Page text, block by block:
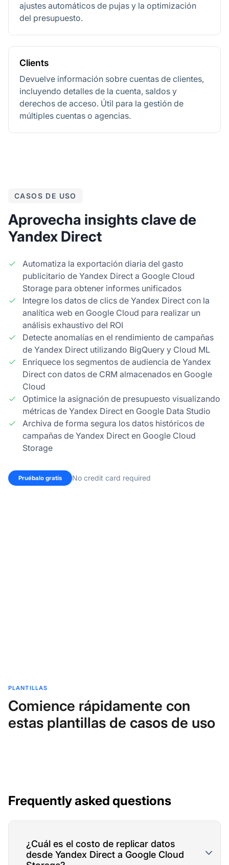
ajustes automáticos de pujas y la optimización
del presupuesto.
Clients
Devuelve información sobre cuentas de clientes,
incluyendo detalles de la cuenta, saldos y
derechos de acceso. Útil para la gestión de
múltiples cuentas o agencias.
CASOS DE USO
Aprovecha insights clave de
Yandex Direct
Automatiza la exportación diaria del gasto
publicitario de Yandex Direct a Google Cloud
Storage para obtener informes unificados
Integre los datos de clics de Yandex Direct con la
analítica web en Google Cloud para realizar un
análisis exhaustivo del ROI
Detecte anomalías en el rendimiento de campañas
de Yandex Direct utilizando BigQuery y Cloud ML
Enriquece los segmentos de audiencia de Yandex
Direct con datos de CRM almacenados en Google
Cloud
Optimice la asignación de presupuesto visualizando
métricas de Yandex Direct en Google Data Studio
Archiva de forma segura los datos históricos de
campañas de Yandex Direct en Google Cloud
Storage
Pruébalo gratis No credit card required
PLANTILLAS
Comience rápidamente con
estas plantillas de casos de uso
Frequently asked questions
¿Cuál es el costo de replicar datos
desde Yandex Direct a Google Cloud